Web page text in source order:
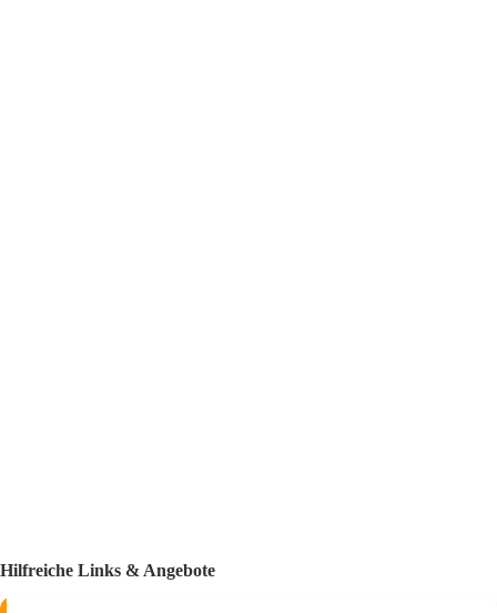
Hilfreiche Links & Angebote